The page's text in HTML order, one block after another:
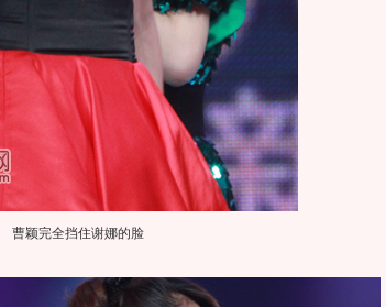
曹颖完全挡住谢娜的脸